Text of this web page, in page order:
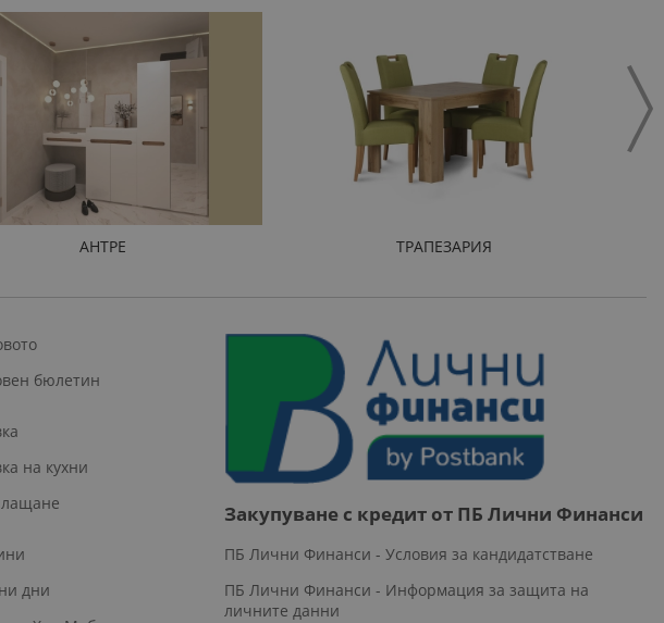
АНТРЕ ТРАПЕЗАРИЯ
бюлетин
на кухни
дни
Закупуване с кредит от ПБ Лични Финанси
ПБ Лични Финанси - Условия за кандидатстване
ПБ Лични Финанси - Информация за защита на
личните данни